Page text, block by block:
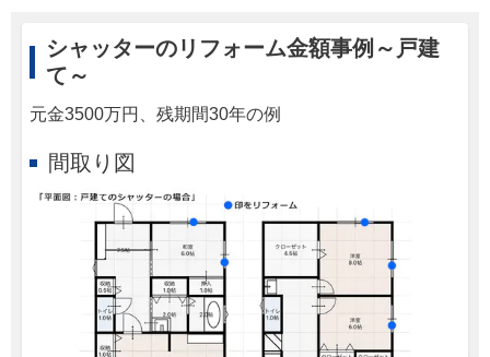
シャッターのリフォーム金額事例～戸建
て～
元金3500万円、残期間30年の例
間取り図